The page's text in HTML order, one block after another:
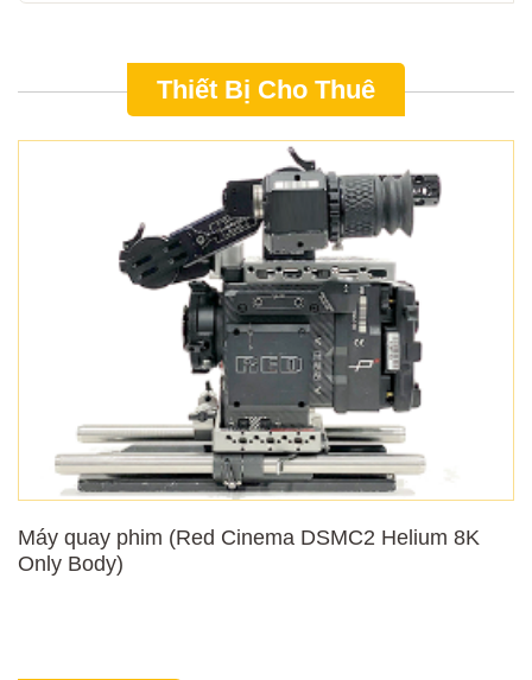
Thiết Bị Cho Thuê
Máy quay phim (Red Cinema DSMC2 Helium 8K
Only Body)